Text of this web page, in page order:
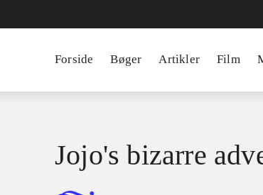
Forside Bøger Artikler Film
Jojo's bizarre